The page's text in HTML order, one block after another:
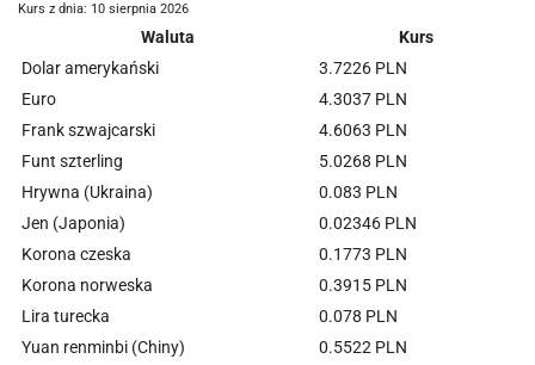
Kurs z dnia: 10 sierpnia 2026
Waluta
Kurs
Dolar amerykański
3.7226 PLN
Euro
4.3037 PLN
Frank szwajcarski
4.6063 PLN
Funt szterling
5.0268 PLN
Hrywna (Ukraina)
0.083 PLN
Jen (Japonia)
0.02346 PLN
Korona czeska
0.1773 PLN
Korona norweska
0.3915 PLN
Lira turecka
0.078 PLN
Yuan renminbi (Chiny)
0.5522 PLN